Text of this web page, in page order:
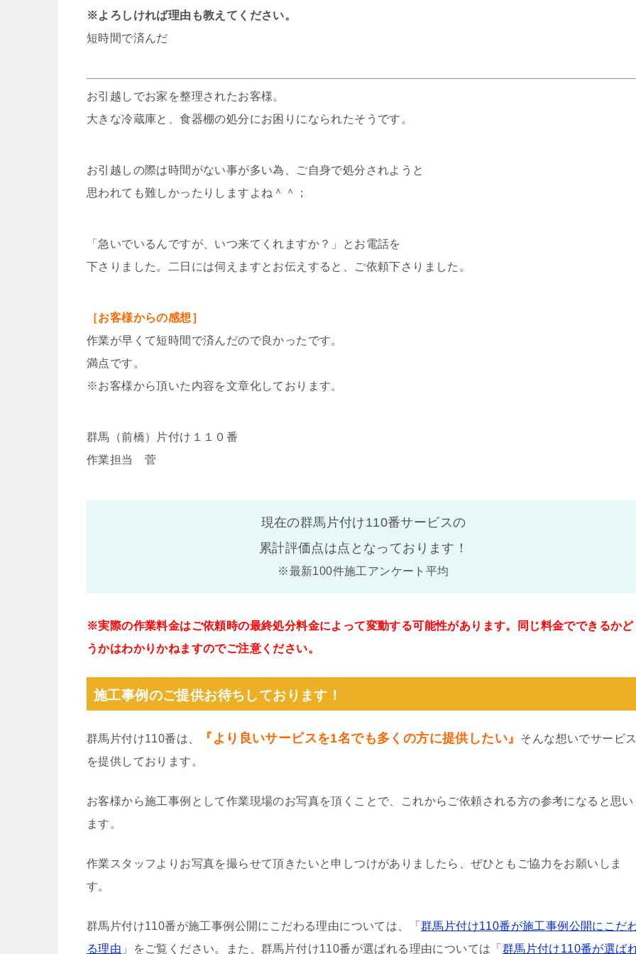
※よろしければ理由も教えてください。
短時間で済んだ
お引越しでお家を整理されたお客様。
大きな冷蔵庫と、食器棚の処分にお困りになられたそうです。
お引越しの際は時間がない事が多い為、ご自身で処分されようと
思われても難しかったりしますよね＾＾；
「急いでいるんですが、いつ来てくれますか？」とお電話を
下さりました。二日には伺えますとお伝えすると、ご依頼下さりました。
［お客様からの感想］
作業が早くて短時間で済んだので良かったです。
満点です。
※お客様から頂いた内容を文章化しております。
群馬（前橋）片付け１１０番
作業担当 菅
現在の群馬片付け110番サービスの
累計評価点は点となっております！
※最新100件施工アンケート平均
※実際の作業料金はご依頼時の最終処分料金によって変動する可能性があります。同じ料金でできるかど
うかはわかりかねますのでご注意ください。
施工事例のご提供お待ちしております！
群馬片付け110番は、 『より良いサービスを1名でも多くの方に提供したい』
そんな想いでサービス
を提供しております。
お客様から施工事例として作業現場のお写真を頂くことで、これからご依頼される方の参考になると思い
ます。
作業スタッフよりお写真を撮らせて頂きたいと申しつけがありましたら、ぜひともご協力をお願いしま
す。
群馬片付け110番が施工事例公開にこだわる理由については、「 群馬片付け110番が施工事例公開にこだ
る理由 」をご覧ください。また、群馬片付け110番が選ばれる理由については「 群馬片付け110番が選ば